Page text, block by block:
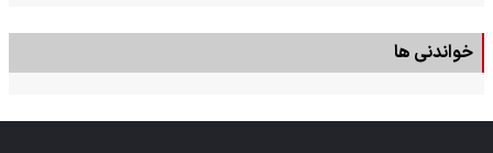
خواندنی ها